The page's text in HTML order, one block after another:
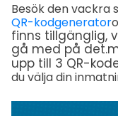
Besök den vackra
QR-kodgenerator
finns tillgänglig,
gå med på det.
upp till 3 QR-
du välja din